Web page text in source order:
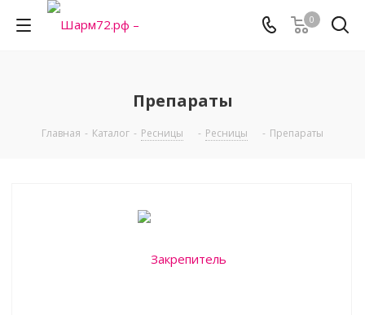
0
Препараты
Главная - Каталог - Ресницы - Ресницы - Препараты